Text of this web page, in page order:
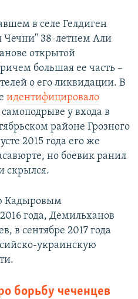
в селе Гелдиген
Чечни" 38-летнем Али
открытой
большая ее часть –
о его ликвидации. В
идентифицировало
у входа в
районе Грозного
2015 года его же
но боевик ранил
скрылся.
Кадыровым
года, Демильханов
в сентябре 2017 года
украинскую
борьбу чеченцев